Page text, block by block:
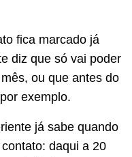
fica marcado já
diz que só vai poder
ou que antes do
exemplo.
já sabe quando
daqui a 20